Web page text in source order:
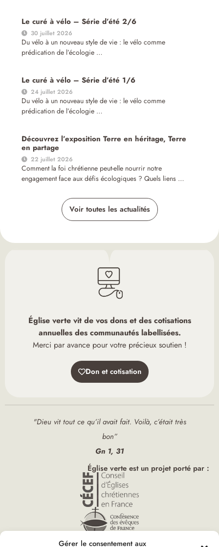
Gérer le consentement aux
Le curé à vélo – Série d’été 2/6
30 juillet 2026
Du vélo à un nouveau style de vie : le vélo comme
prédication de l’écologie …
Le curé à vélo – Série d’été 1/6
24 juillet 2026
Du vélo à un nouveau style de vie : le vélo comme
prédication de l’écologie …
Découvrez l’exposition Terre en héritage, Terre
en partage
22 juillet 2026
Comment la foi chrétienne peut-elle nourrir notre
engagement face aux défis écologiques ? Quels liens …
Voir toutes les actualités
Église verte vit de vos dons et des cotisations
annuelles des communautés labellisées.
Merci par avance pour votre précieux soutien !
Don et cotisation
"Dieu vit tout ce qu’il avait fait. Voilà, c’était très
bon”
Gn 1, 31
Église verte est un projet porté par :